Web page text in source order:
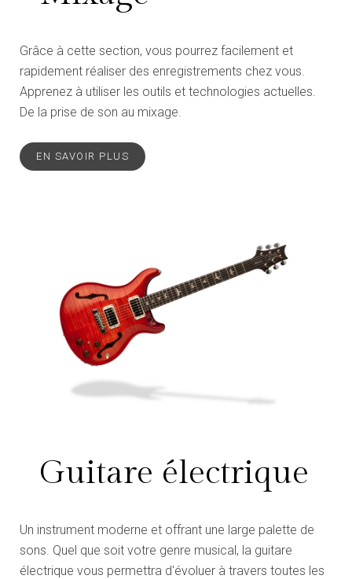
Grâce à cette section, vous pourrez facilement et
rapidement réaliser des enregistrements chez vous.
Apprenez à utiliser les outils et technologies actuelles.
De la prise de son au mixage.
EN SAVOIR PLUS
Guitare électrique
Un instrument moderne et offrant une large palette de
sons. Quel que soit votre genre musical, la guitare
électrique vous permettra d'évoluer à travers toutes les